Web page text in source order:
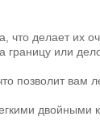
что делает их
или
позволит вам
двойными